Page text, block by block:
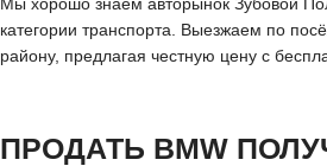
категории транспорта. Выезжаем по
району, предлагая честную цену с
ПРОДАТЬ BMW